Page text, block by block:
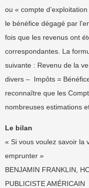
ou « compte
le bénéfice dégagé par
fois que les revenus ont
correspondantes. La
suivante : Revenu de la
divers – Impôts =
reconnaître que les
nombreuses estimations
Le bilan
« Si vous voulez savoir la
emprunter »
BENJAMIN FRANKLIN,
PUBLICISTE AMÉRICAIN